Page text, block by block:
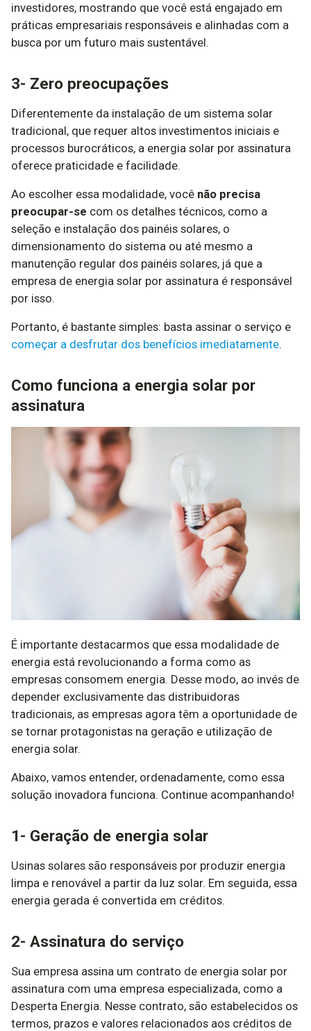
investidores, mostrando que você está engajado em
práticas empresariais responsáveis e alinhadas com a
busca por um futuro mais sustentável.
3- Zero preocupações
Diferentemente da instalação de um sistema solar
tradicional, que requer altos investimentos iniciais e
processos burocráticos, a energia solar por assinatura
oferece praticidade e facilidade.
Ao escolher essa modalidade, você não precisa
preocupar-se com os detalhes técnicos, como a
seleção e instalação dos painéis solares, o
dimensionamento do sistema ou até mesmo a
manutenção regular dos painéis solares, já que a
empresa de energia solar por assinatura é responsável
por isso.
Portanto, é bastante simples: basta assinar o serviço e
começar a desfrutar dos benefícios imediatamente.
Como funciona a energia solar por
assinatura
É importante destacarmos que essa modalidade de
energia está revolucionando a forma como as
empresas consomem energia. Desse modo, ao invés de
depender exclusivamente das distribuidoras
tradicionais, as empresas agora têm a oportunidade de
se tornar protagonistas na geração e utilização de
energia solar.
Abaixo, vamos entender, ordenadamente, como essa
solução inovadora funciona. Continue acompanhando!
1- Geração de energia solar
Usinas solares são responsáveis por produzir energia
limpa e renovável a partir da luz solar. Em seguida, essa
energia gerada é convertida em créditos.
2- Assinatura do serviço
Sua empresa assina um contrato de energia solar por
assinatura com uma empresa especializada, como a
Desperta Energia. Nesse contrato, são estabelecidos os
termos, prazos e valores relacionados aos créditos de